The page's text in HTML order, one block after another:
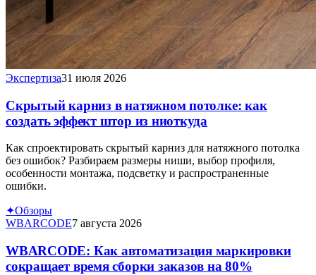
Экспертиза31 июля 2026
Скрытый карниз в натяжном потолке: как
создать эффект штор из ниоткуда
Как спроектировать скрытый карниз для натяжного потолка
без ошибок? Разбираем размеры ниши, выбор профиля,
особенности монтажа, подсветку и распространенные
ошибки.
✦Обзоры
WBARCODE7 августа 2026
WBARCODE: Как автоматизация маркировки
сокращает время сборки заказов на 80%